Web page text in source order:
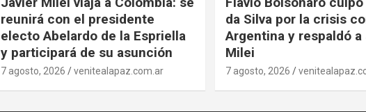
reunirá con el presidente
electo Abelardo de la Espriella
y participará de su asunción
7 agosto, 2026 venitealapaz.com.ar
da Silva por la crisis
Argentina y respaldó a
Milei
7 agosto, 2026